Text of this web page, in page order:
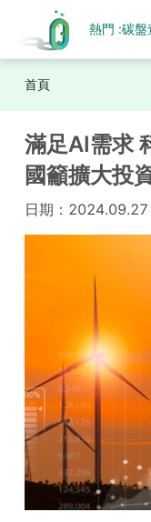
熱門 :碳盤
首頁
滿足AI需求
國籲擴大投
日期： 2024.09.27